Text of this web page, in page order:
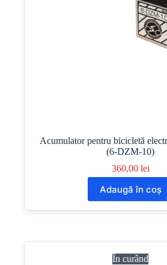
Acumulator pentru bicicletă
(6-DZM-10)
360,00 lei
Adaugă în coș
În curând